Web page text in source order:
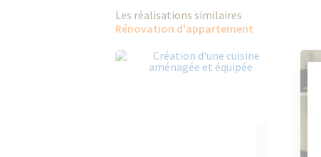
Les réalisations similaires
Rénovation d'appartement